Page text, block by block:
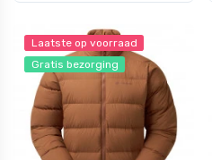
Laatste op voorraad
Gratis bezorging